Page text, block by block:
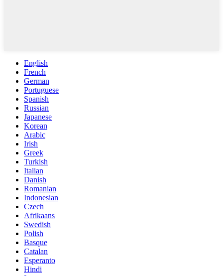
English
French
German
Portuguese
Spanish
Russian
Japanese
Korean
Arabic
Irish
Greek
Turkish
Italian
Danish
Romanian
Indonesian
Czech
Afrikaans
Swedish
Polish
Basque
Catalan
Esperanto
Hindi